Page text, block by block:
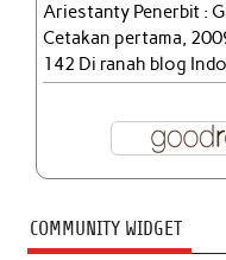
Ariestanty Penerbit :
Cetakan pertama,
142 Di ranah blog
COMMUNITY WIDGET